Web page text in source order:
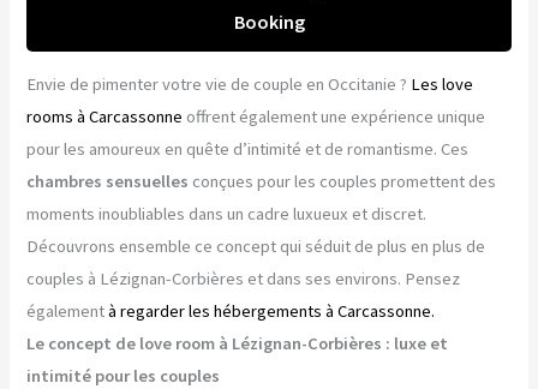
Booking
Envie de pimenter votre vie de couple en Occitanie ? Les love
rooms à Carcassonne offrent également une expérience unique
pour les amoureux en quête d’intimité et de romantisme. Ces
chambres sensuelles conçues pour les couples promettent des
moments inoubliables dans un cadre luxueux et discret.
Découvrons ensemble ce concept qui séduit de plus en plus de
couples à Lézignan-Corbières et dans ses environs. Pensez
égalementà regarder les hébergements à Carcassonne.
Le concept de love room à Lézignan-Corbières : luxe et
intimité pour les couples